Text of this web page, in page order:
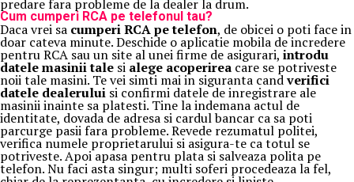
predare fara probleme de la dealer la drum.
Cum cumperi RCA pe telefonul tau?
Daca vrei sa cumperi RCA pe telefon, de obicei o poti face in
doar cateva minute. Deschide o aplicatie mobila de incredere
pentru RCA sau un site al unei firme de asigurari, introdu
datele masinii tale si alege acoperirea care se potriveste
noii tale masini. Te vei simti mai in siguranta candverifici
datele dealerului si confirmi datele de inregistrare ale
masinii inainte sa platesti. Tine la indemana actul de
identitate, dovada de adresa si cardul bancar ca sa poti
parcurge pasii fara probleme. Revede rezumatul politei,
verifica numele proprietarului si asigura-te ca totul se
potriveste. Apoi apasa pentru plata si salveaza polita pe
telefon. Nu faci asta singur; multi soferi procedeaza la fel,